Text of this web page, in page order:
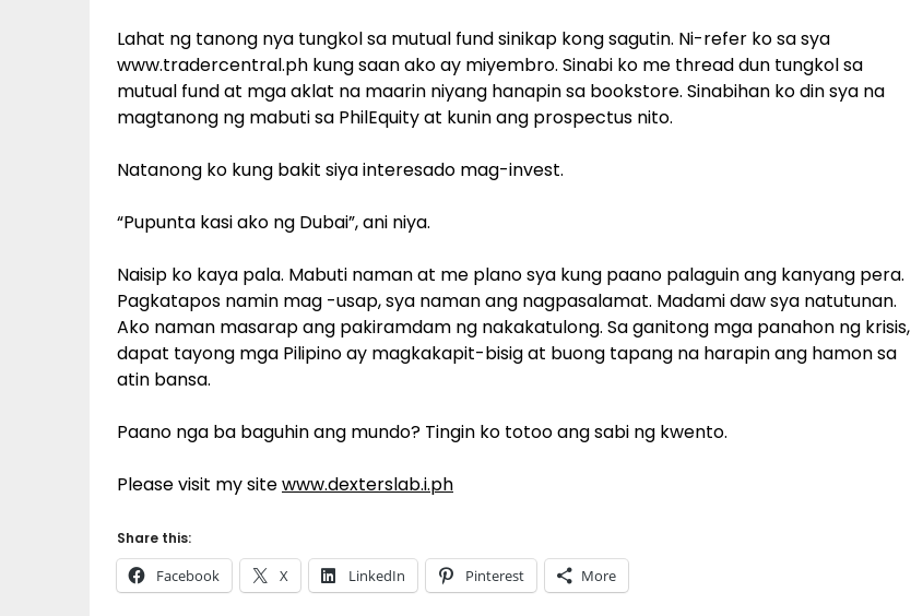
Lahat ng tanong nya tungkol sa mutual fund sinikap kong sagutin. Ni-refer ko sa sya
www.tradercentral.ph kung saan ako ay miyembro. Sinabi ko me thread dun tungkol sa
mutual fund at mga aklat na maarin niyang hanapin sa bookstore. Sinabihan ko din sya na
magtanong ng mabuti sa PhilEquity at kunin ang prospectus nito.
Natanong ko kung bakit siya interesado mag-invest.
“Pupunta kasi ako ng Dubai”, ani niya.
Naisip ko kaya pala. Mabuti naman at me plano sya kung paano palaguin ang kanyang pera.
Pagkatapos namin mag -usap, sya naman ang nagpasalamat. Madami daw sya natutunan.
Ako naman masarap ang pakiramdam ng nakakatulong. Sa ganitong mga panahon ng krisis,
dapat tayong mga Pilipino ay magkakapit-bisig at buong tapang na harapin ang hamon sa
atin bansa.
Paano nga ba baguhin ang mundo? Tingin ko totoo ang sabi ng kwento.
Please visit my sitewww.dexterslab.i.ph
Share this:
Facebook X LinkedIn Pinterest More